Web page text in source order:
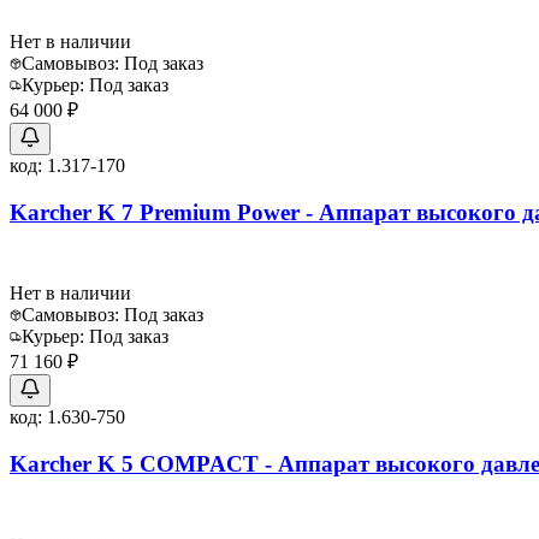
Нет в наличии
Самовывоз: Под заказ
Курьер: Под заказ
64 000 ₽
код: 1.317-170
Karcher K 7 Premium Power - Аппарат высокого
Нет в наличии
Самовывоз: Под заказ
Курьер: Под заказ
71 160 ₽
код: 1.630-750
Karcher K 5 COMPACT - Аппарат высокого